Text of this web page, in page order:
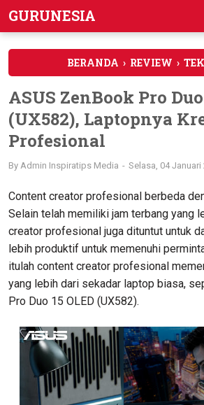
GURUNESIA
BERANDA › REVIEW ›
ASUS ZenBook Pro Duo
(UX582), Laptopnya
Profesional
By Admin Inspiratips Media Selasa, 04 Januari
Content creator profesional berbeda
Selain telah memiliki jam terbang yang
creator profesional juga dituntut untuk
lebih produktif untuk memenuhi
itulah content creator profesional
yang lebih dari sekadar laptop biasa,
Pro Duo 15 OLED (UX582).